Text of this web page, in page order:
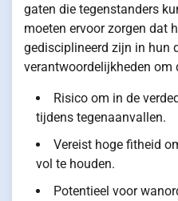
gaten die tegenstanders
moeten ervoor zorgen dat
gedisciplineerd zijn in hun
verantwoordelijkheden om
Risico om in de
tijdens tegenaanvallen.
Vereist hoge fitheid
vol te houden.
Potentieel voor